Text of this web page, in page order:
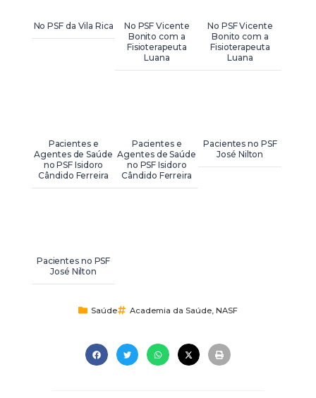
No PSF da Vila Rica
No PSF Vicente
Bonito com a
Fisioterapeuta
Luana
No PSF Vicente
Bonito com a
Fisioterapeuta
Luana
Pacientes e
Agentes de Saúde
no PSF Isidoro
Cândido Ferreira
Pacientes e
Agentes de Saúde
no PSF Isidoro
Cândido Ferreira
Pacientes no PSF
José Nilton
Pacientes no PSF
José Nilton
Saúde Academia da Saúde, NASF